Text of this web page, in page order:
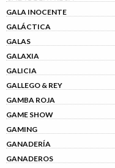
GALA INOCENTE
GALÁCTICA
GALAS
GALAXIA
GALICIA
GALLEGO & REY
GAMBA ROJA
GAME SHOW
GAMING
GANADERÍA
GANADEROS